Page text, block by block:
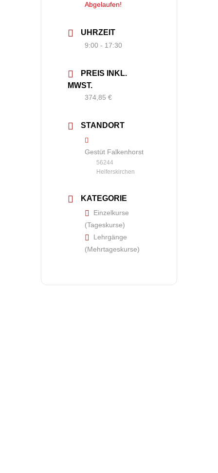
Abgelaufen!
UHRZEIT
9:00 - 17:30
PREIS INKL.
MWST.
374,85 €
STANDORT
Gestüt Falkenhorst
56244
Helferskirchen
KATEGORIE
Einzelkurse
(Tageskurse)
Lehrgänge
(Mehrtageskurse)